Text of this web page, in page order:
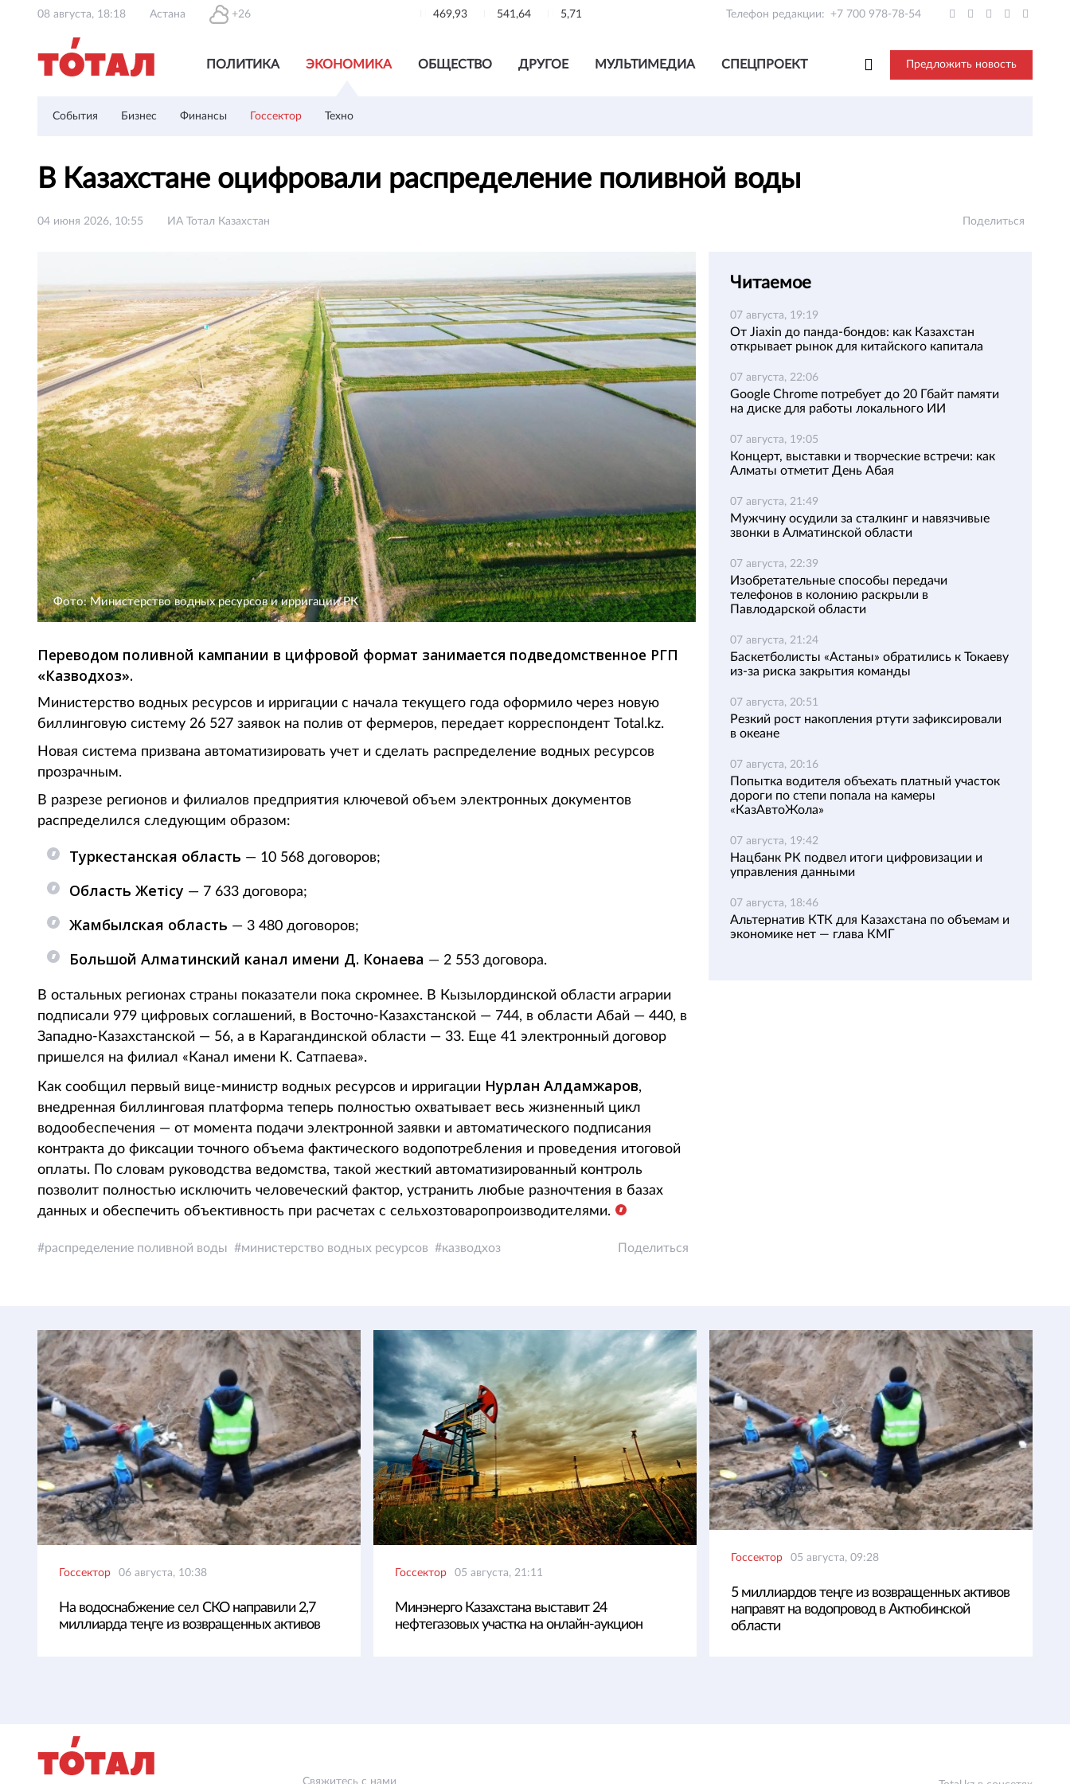
08 августа, 18:18 Астана +26 469,93 541,64 5,71 Телефон редакции: +7 700 978-78-54
ПОЛИТИКА ЭКОНОМИКА ОБЩЕСТВО ДРУГОЕ МУЛЬТИМЕДИА СПЕЦПРОЕКТ Предложить новость
События Бизнес Финансы Госсектор Техно
В Казахстане оцифровали распределение поливной воды
04 июня 2026, 10:55 ИА Тотал Казахстан Поделиться
Фото: Министерство водных ресурсов и ирригации РК
Переводом поливной кампании в цифровой формат занимается подведомственное РГП
«Казводхоз».
Министерство водных ресурсов и ирригации с начала текущего года оформило через новую
биллинговую систему 26 527 заявок на полив от фермеров, передает корреспондент Total.kz.
Новая система призвана автоматизировать учет и сделать распределение водных ресурсов
прозрачным.
В разрезе регионов и филиалов предприятия ключевой объем электронных документов
распределился следующим образом:
Туркестанская область — 10 568 договоров;
Область Жетісу — 7 633 договора;
Жамбылская область — 3 480 договоров;
Большой Алматинский канал имени Д. Конаева — 2 553 договора.
В остальных регионах страны показатели пока скромнее. В Кызылординской области аграрии
подписали 979 цифровых соглашений, в Восточно-Казахстанской — 744, в области Абай — 440, в
Западно-Казахстанской — 56, а в Карагандинской области — 33. Еще 41 электронный договор
пришелся на филиал «Канал имени К. Сатпаева».
Как сообщил первый вице-министр водных ресурсов и ирригации Нурлан Алдамжаров,
внедренная биллинговая платформа теперь полностью охватывает весь жизненный цикл
водообеспечения — от момента подачи электронной заявки и автоматического подписания
контракта до фиксации точного объема фактического водопотребления и проведения итоговой
оплаты. По словам руководства ведомства, такой жесткий автоматизированный контроль
позволит полностью исключить человеческий фактор, устранить любые разночтения в базах
данных и обеспечить объективность при расчетах с сельхозтоваропроизводителями.
распределение поливной воды министерство водных ресурсов казводхоз Поделиться
Читаемое
07 августа, 19:19
От Jiaxin до панда-бондов: как Казахстан
открывает рынок для китайского капитала
07 августа, 22:06
Google Chrome потребует до 20 Гбайт памяти
на диске для работы локального ИИ
07 августа, 19:05
Концерт, выставки и творческие встречи: как
Алматы отметит День Абая
07 августа, 21:49
Мужчину осудили за сталкинг и навязчивые
звонки в Алматинской области
07 августа, 22:39
Изобретательные способы передачи
телефонов в колонию раскрыли в
Павлодарской области
07 августа, 21:24
Баскетболисты «Астаны» обратились к Токаеву
из-за риска закрытия команды
07 августа, 20:51
Резкий рост накопления ртути зафиксировали
в океане
07 августа, 20:16
Попытка водителя объехать платный участок
дороги по степи попала на камеры
«КазАвтоЖола»
07 августа, 19:42
Нацбанк РК подвел итоги цифровизации и
управления данными
07 августа, 18:46
Альтернатив КТК для Казахстана по объемам и
экономике нет — глава КМГ
Госсектор 06 августа, 10:38
На водоснабжение сел СКО направили 2,7
миллиарда теңге из возвращенных активов
Госсектор 05 августа, 21:11
Минэнерго Казахстана выставит 24
нефтегазовых участка на онлайн-аукцион
Госсектор 05 августа, 09:28
5 миллиардов теңге из возвращенных активов
направят на водопровод в Актюбинской
области
Свяжитесь с нами